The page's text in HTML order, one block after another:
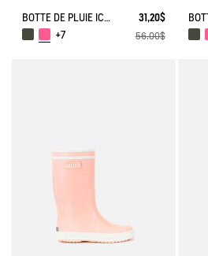
BOTTE DE PLUIE ICONIQUE LOLLY POP 31,20$
+7 56,00$